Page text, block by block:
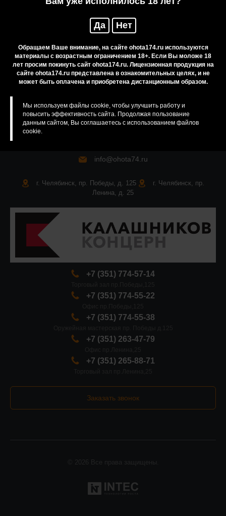
Да Нет
Обращаем Ваше внимание, на сайте ohota174.ru используются
материалы с возрастным ограничением 18+. Если Вы моложе 18
лет просим покинуть сайт ohota174.ru. Лицензионная продукция на
сайте ohota174.ru представлена в ознакомительных целях, и не
может быть оплачена и приобретена дистанционным образом.
Мы используем файлы cookie, чтобы улучшить работу и
повысить эффективность сайта. Продолжая пользование
данным сайтом, Вы соглашаетесь с использованием файлов
cookie.
Резервирование
Приобретение лицензионных товаров
Бренды
Карта сайта
info@ohota74.ru
г. Челябинск, пр. Победы, д. 125
г. Челябинск, пр.
Ленина, д. 25
+7 (351) 774-57-14
+7 (351) 774-55-22
+7 (351) 774-55-38
+7 (351) 263-47-79
+7 (351) 265-88-71
Заказать звонок
© 2026 Все права защищены.